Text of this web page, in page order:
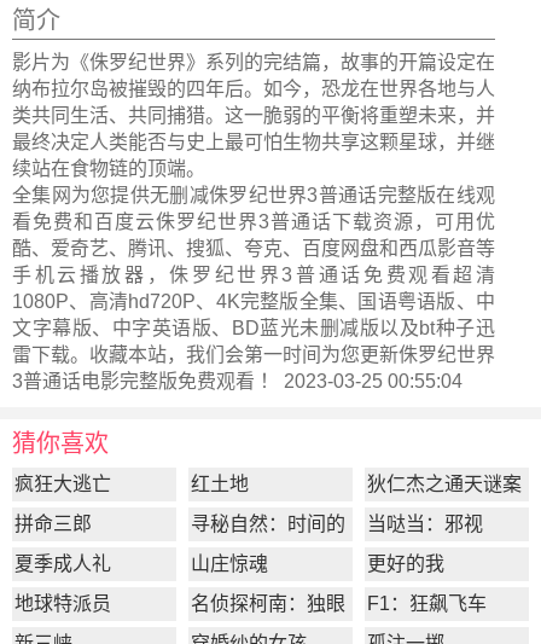
简介
影片为《侏罗纪世界》系列的完结篇，故事的开篇设定在
纳布拉尔岛被摧毁的四年后。如今，恐龙在世界各地与人
类共同生活、共同捕猎。这一脆弱的平衡将重塑未来，并
最终决定人类能否与史上最可怕生物共享这颗星球，并继
续站在食物链的顶端。
全集网为您提供无删减侏罗纪世界3普通话完整版在线观
看免费和百度云侏罗纪世界3普通话下载资源，可用优
酷、爱奇艺、腾讯、搜狐、夸克、百度网盘和西瓜影音等
手机云播放器，侏罗纪世界3普通话免费观看超清
1080P、高清hd720P、4K完整版全集、国语粤语版、中
文字幕版、中字英语版、BD蓝光未删减版以及bt种子迅
雷下载。收藏本站，我们会第一时间为您更新侏罗纪世界
3普通话电影完整版免费观看 ！ 2023-03-25 00:55:04
猜你喜欢
疯狂大逃亡 红土地
狄仁杰之通天谜案
拼命三郎
寻秘自然：时间的
形状
当哒当：邪视
夏季成人礼
山庄惊魂
更好的我
地球特派员
名侦探柯南：独眼
的残像
F1：狂飙飞车